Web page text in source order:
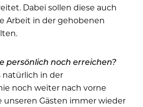
Dabei sollen diese auch
Arbeit in der gehobenen
persönlich noch erreichen?
natürlich in der
noch weiter nach vorne
unseren Gästen immer wieder